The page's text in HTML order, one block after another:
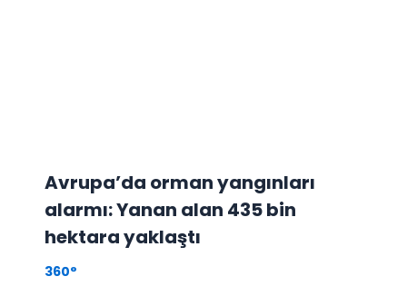
Avrupa’da orman yangınları
alarmı: Yanan alan 435 bin
hektara yaklaştı
360°